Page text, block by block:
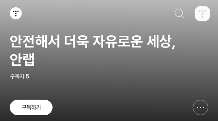
안전해서 더욱 자유로운 세상,
안랩
구독자 5
구독하기